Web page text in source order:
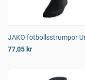
JAKO fotbollsstrumpor
77,05 kr